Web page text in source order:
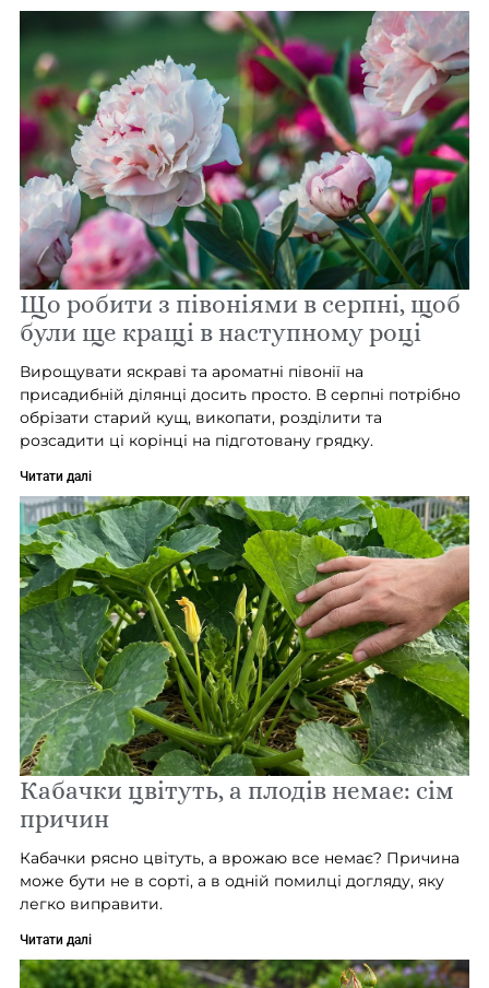
Що робити з півоніями в серпні, щоб
були ще кращі в наступному році
Вирощувати яскраві та ароматні півонії на
присадибній ділянці досить просто. В серпні потрібно
обрізати старий кущ, викопати, розділити та
розсадити ці корінці на підготовану грядку.
Читати далі
Кабачки цвітуть, а плодів немає: сім
причин
Кабачки рясно цвітуть, а врожаю все немає? Причина
може бути не в сорті, а в одній помилці догляду, яку
легко виправити.
Читати далі